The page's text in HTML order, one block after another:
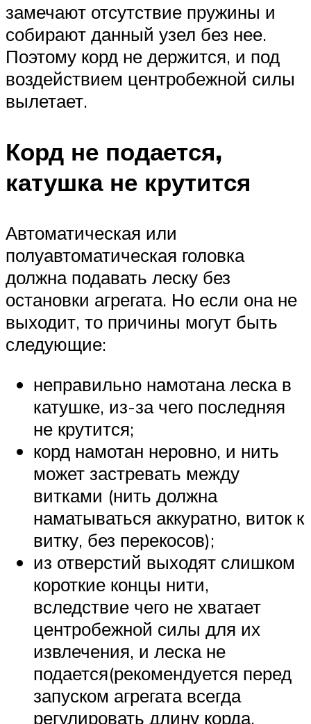
замечают отсутствие пружины и
собирают данный узел без нее.
Поэтому корд не держится, и под
воздействием центробежной силы
вылетает.
Корд не подается,
катушка не крутится
Автоматическая или
полуавтоматическая головка
должна подавать леску без
остановки агрегата. Но если она не
выходит, то причины могут быть
следующие:
неправильно намотана леска в
катушке, из-за чего последняя
не крутится;
корд намотан неровно, и нить
может застревать между
витками (нить должна
наматываться аккуратно, виток к
витку, без перекосов);
из отверстий выходят слишком
короткие концы нити,
вследствие чего не хватает
центробежной силы для их
извлечения, и леска не
подается(рекомендуется перед
запуском агрегата всегда
регулировать длину корда,